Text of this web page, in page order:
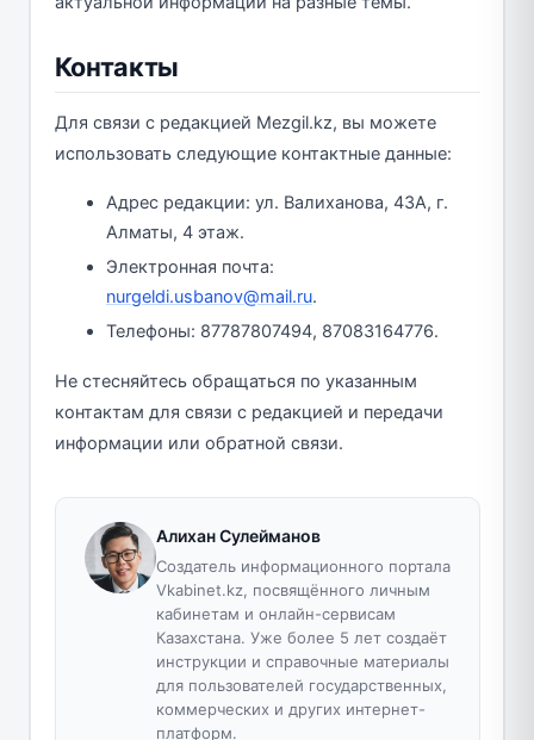
Контакты
Для связи с редакцией Mezgil.kz, вы можете
использовать следующие контактные данные:
Адрес редакции: ул. Валиханова, 43А, г.
Алматы, 4 этаж.
Электронная почта:
nurgeldi.usbanov@mail.ru.
Телефоны: 87787807494, 87083164776.
Не стесняйтесь обращаться по указанным
контактам для связи с редакцией и передачи
информации или обратной связи.
Алихан Сулейманов
Создатель информационного портала
Vkabinet.kz, посвящённого личным
кабинетам и онлайн-сервисам
Казахстана. Уже более 5 лет создаёт
инструкции и справочные материалы
для пользователей государственных,
коммерческих и других интернет-
платформ.